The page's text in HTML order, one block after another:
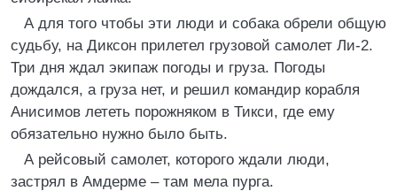
А для того чтобы эти люди и собака обрели общую
судьбу, на Диксон прилетел грузовой самолет Ли-2.
Три дня ждал экипаж погоды и груза. Погоды
дождался, а груза нет, и решил командир корабля
Анисимов лететь порожняком в Тикси, где ему
обязательно нужно было быть.
А рейсовый самолет, которого ждали люди,
застрял в Амдерме – там мела пурга.